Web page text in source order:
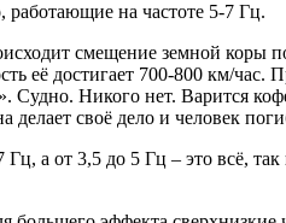
работающие на частоте 5-7 Гц.
смещение земной коры
её достигает 700-800 км/час.
Судно. Никого нет. Варится
своё дело и человек
а от 3,5 до 5 Гц – это всё,